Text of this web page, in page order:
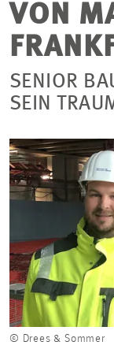
VON
SENIOR
SEIN
© Drees & Sommer